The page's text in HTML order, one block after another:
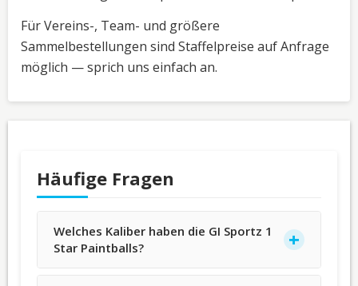
Für Vereins-, Team- und größere
Sammelbestellungen sind Staffelpreise auf Anfrage
möglich — sprich uns einfach an.
Häufige Fragen
Welches Kaliber haben die GI Sportz 1
Star Paintballs?